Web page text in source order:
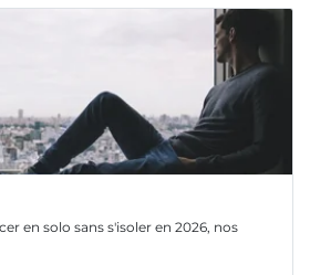
en solo sans s'isoler en 2026, nos